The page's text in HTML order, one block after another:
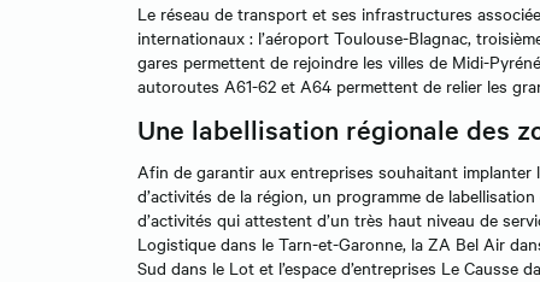
Le réseau de transport et ses infrastructures
internationaux : l’aéroport Toulouse-Blagnac,
gares permettent de rejoindre les villes de Midi-
autoroutes A61-62 et A64 permettent de relier les
Une labellisation régionale des
Afin de garantir aux entreprises souhaitant implanter
d’activités de la région, un programme de
d’activités qui attestent d’un très haut niveau de
Logistique dans le Tarn-et-Garonne, la ZA Bel Air
Sud dans le Lot et l’espace d’entreprises Le Causse